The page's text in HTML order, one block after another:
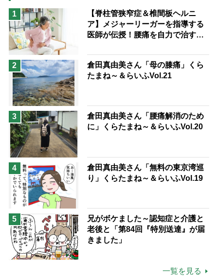
猫が母になつきません
息子の遠距離介護サバイバル術
兄がボケました
予防法
1
【脊柱管狭窄症＆椎間板ヘルニ
ア】メジャーリーガーを指導する
医師が伝授！腰痛を自力で治す運
2
倉田真由美さん「母の膝痛」くら
たまね～＆らいふVol.21
3
倉田真由美さん「腰痛解消のため
に」くらたまね～＆らいふVol.20
4
倉田真由美さん「無料の東京湾巡
り」くらたまね～＆らいふVol.19
5
兄がボケました～認知症と介護と
老後と「第84回『特別送達』が届
きました」
一覧を見る